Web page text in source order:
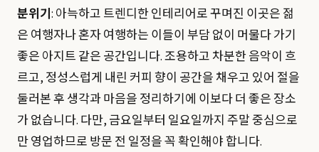
분위기: 아늑하고 트렌디한 인테리어로 꾸며진 이곳은 젊
은 여행자나 혼자 여행하는 이들이 부담 없이 머물다 가기
좋은 아지트 같은 공간입니다. 조용하고 차분한 음악이 흐
르고, 정성스럽게 내린 커피 향이 공간을 채우고 있어 절을
둘러본 후 생각과 마음을 정리하기에 이보다 더 좋은 장소
가 없습니다. 다만, 금요일부터 일요일까지 주말 중심으로
만 영업하므로 방문 전 일정을 꼭 확인해야 합니다.